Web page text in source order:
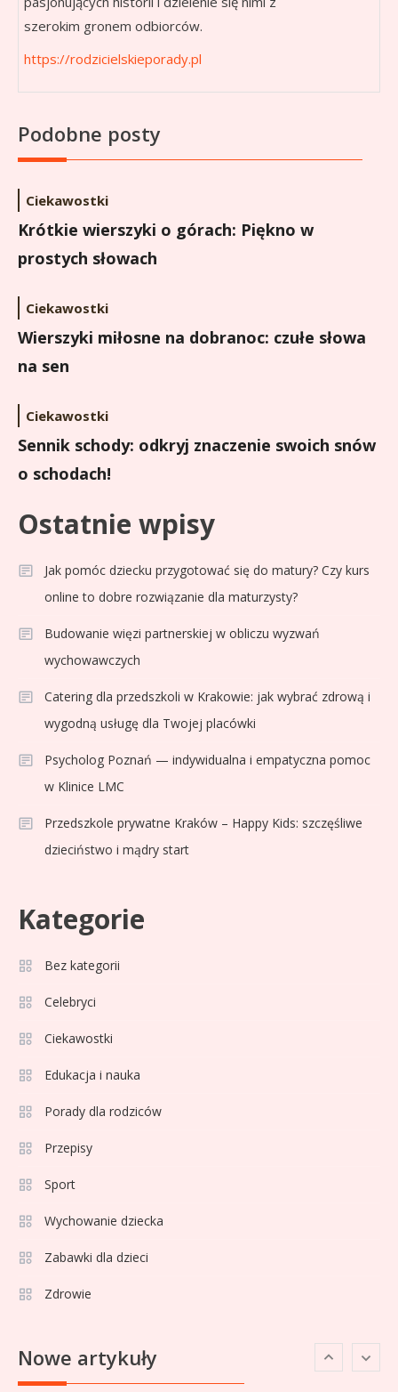
szerokim gronem odbiorców.
https://rodzicielskieporady.pl
Podobne posty
Ciekawostki
Krótkie wierszyki o górach: Piękno w
prostych słowach
Ciekawostki
Wierszyki miłosne na dobranoc: czułe słowa
na sen
Ciekawostki
Sennik schody: odkryj znaczenie swoich snów
o schodach!
Ostatnie wpisy
Jak pomóc dziecku przygotować się do matury? Czy kurs
online to dobre rozwiązanie dla maturzysty?
Budowanie więzi partnerskiej w obliczu wyzwań
wychowawczych
Catering dla przedszkoli w Krakowie: jak wybrać zdrową i
wygodną usługę dla Twojej placówki
Psycholog Poznań — indywidualna i empatyczna pomoc
w Klinice LMC
Przedszkole prywatne Kraków – Happy Kids: szczęśliwe
dzieciństwo i mądry start
Kategorie
Bez kategorii
Celebryci
Ciekawostki
Edukacja i nauka
Porady dla rodziców
Przepisy
Sport
Wychowanie dziecka
Zabawki dla dzieci
Zdrowie
Nowe artykuły
3 Sport
formy i statystyk
4
La Liga rankingi: Tabela,
Lech Poznań rankingi: Analiza
pozycji w Ekstraklasie i
historyczne dane